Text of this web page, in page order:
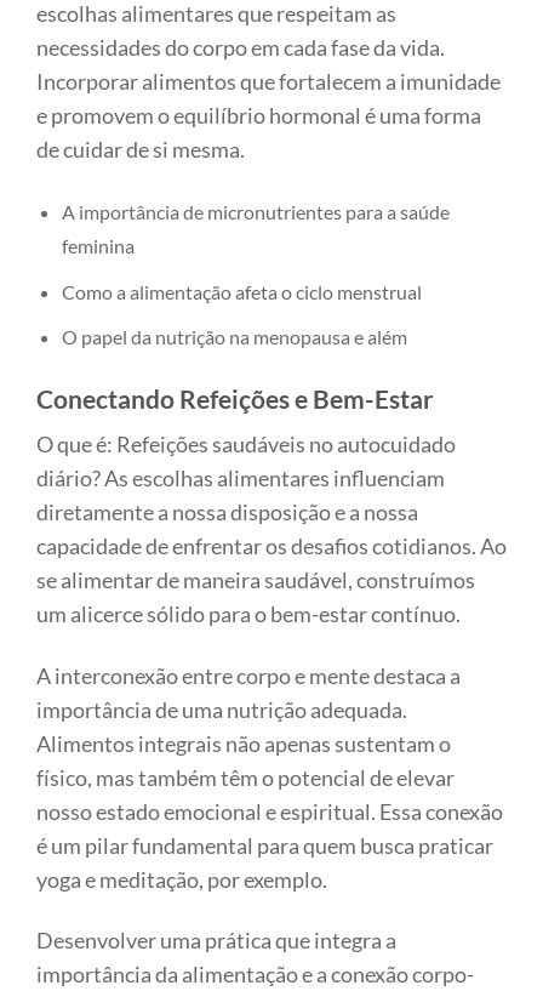
escolhas alimentares que respeitam as
necessidades do corpo em cada fase da vida.
Incorporar alimentos que fortalecem a imunidade
e promovem o equilíbrio hormonal é uma forma
de cuidar de si mesma.
A importância de micronutrientes para a saúde
feminina
Como a alimentação afeta o ciclo menstrual
O papel da nutrição na menopausa e além
Conectando Refeições e Bem-Estar
O que é: Refeições saudáveis no autocuidado
diário? As escolhas alimentares influenciam
diretamente a nossa disposição e a nossa
capacidade de enfrentar os desafios cotidianos. Ao
se alimentar de maneira saudável, construímos
um alicerce sólido para o bem-estar contínuo.
A interconexão entre corpo e mente destaca a
importância de uma nutrição adequada.
Alimentos integrais não apenas sustentam o
físico, mas também têm o potencial de elevar
nosso estado emocional e espiritual. Essa conexão
é um pilar fundamental para quem busca praticar
yoga e meditação, por exemplo.
Desenvolver uma prática que integra a
importância da alimentação e a conexão corpo-